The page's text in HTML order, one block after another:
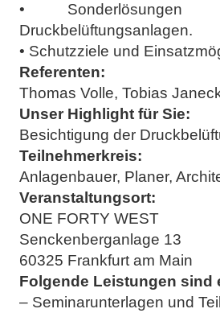
• Sonderlösungen
Druckbelüftungsanlagen.
• Schutzziele und
Referenten:
Thomas Volle, Tobias
Unser Highlight für Sie:
Besichtigung der
Teilnehmerkreis:
Anlagenbauer, Planer,
Veranstaltungsort:
ONE FORTY WEST
Senckenberganlage 13
60325 Frankfurt am Main
Folgende Leistungen sind
– Seminarunterlagen und